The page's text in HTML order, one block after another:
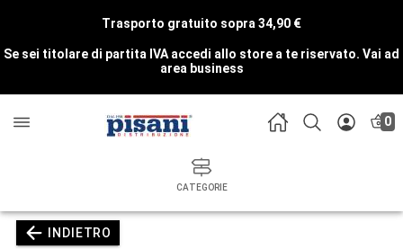
Trasporto gratuito sopra 34,90 €
Se sei titolare di partita IVA accedi allo store a te riservato. Vai ad
area business
0
CATEGORIE
INDIETRO